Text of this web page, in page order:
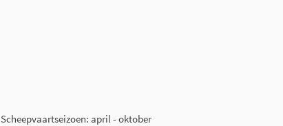
Scheepvaartseizoen: april - oktober